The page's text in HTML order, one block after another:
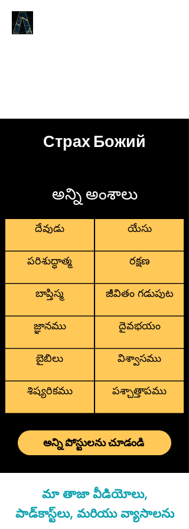
Страх Божий
అన్ని అంశాలు
దేవుడు
పరిశుద్ధాత్మ
బాప్తిస్మ
జ్ఞానము
బైబిలు
శిష్యరికము
యేసు
రక్షణ
జీవితం గడుపుట
దైవభయం
విశ్వాసము
పశ్చాత్తాపము
అన్ని పోస్టులను చూడండి
మా తాజా వీడియోలు,
పాడ్‌కాస్ట్‌లు, మరియు వ్యాసాలను